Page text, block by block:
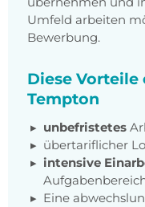
Umfeld arbeiten
Bewerbung.
Diese Vorteile
Tempton
unbefristetes
übertariflicher
intensive
Eine